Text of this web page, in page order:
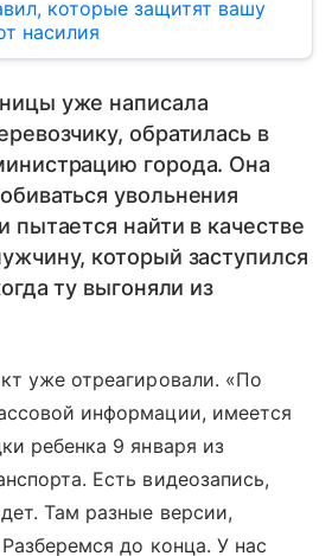
которые защитят вашу
насилия
уже написала
обратилась в
города. Она
увольнения
пытается найти в качестве
который заступился
ту выгоняли из
уже отреагировали. «По
информации, имеется
ребенка 9 января из
Есть видеозапись,
Там разные версии,
до конца. У нас